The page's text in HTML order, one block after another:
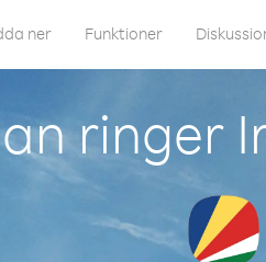
ner Funktioner
ringer